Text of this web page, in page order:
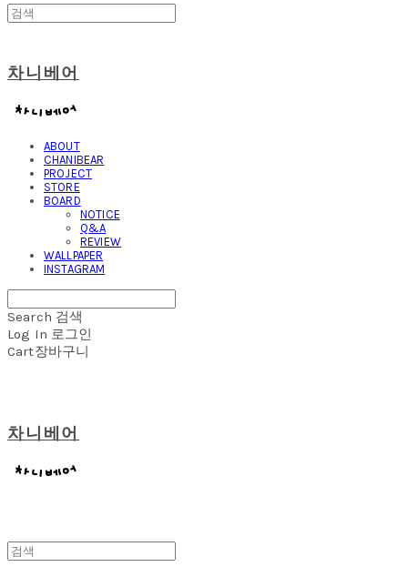
차니베어
ABOUT
CHANIBEAR
PROJECT
STORE
BOARD
NOTICE
Q&A
REVIEW
WALLPAPER
INSTAGRAM
Search 검색
Log In 로그인
Cart장바구니
차니베어